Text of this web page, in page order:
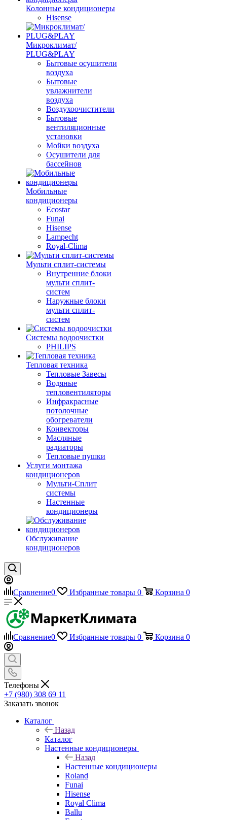
Колонные кондиционеры
Hisense
Микроклимат/
PLUG&PLAY
Бытовые осушители
воздуха
Бытовые
увлажнители
воздуха
Воздухоочистители
Бытовые
вентиляционные
установки
Мойки воздуха
Осушители для
бассейнов
Мобильные
кондиционеры
Ecostar
Funai
Hisense
Lampecht
Royal-Clima
Мульти сплит-системы
Внутренние блоки
мульти сплит-
систем
Наружные блоки
мульти сплит-
систем
Системы водоочистки
PHILIPS
Тепловая техника
Тепловые Завесы
Водяные
тепловентиляторы
Инфракрасные
потолочные
обогреватели
Конвекторы
Масляные
радиаторы
Тепловые пушки
Услуги монтажа
кондиционеров
Мульти-Сплит
системы
Настенные
кондиционеры
Обслуживание
кондиционеров
Сравнение0 Избранные товары 0 Корзина 0
Сравнение0 Избранные товары 0 Корзина 0
Телефоны
+7 (980) 308 69 11
Заказать звонок
Каталог
Назад
Каталог
Настенные кондиционеры
Назад
Настенные кондиционеры
Roland
Funai
Hisense
Royal Clima
Ballu